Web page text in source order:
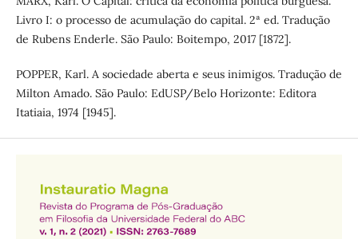
Livro I: o processo de acumulação do capital. 2ª ed. Tradução
de Rubens Enderle. São Paulo: Boitempo, 2017 [1872].
POPPER, Karl. A sociedade aberta e seus inimigos. Tradução de
Milton Amado. São Paulo: EdUSP/Belo Horizonte: Editora
Itatiaia, 1974 [1945].